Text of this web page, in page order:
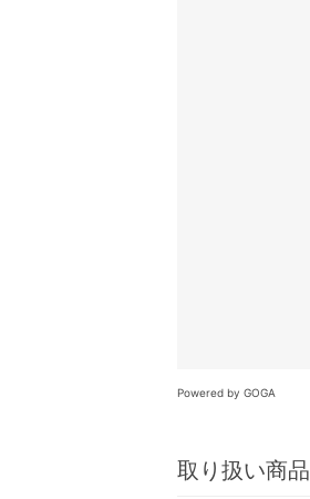
Powered by GOGA
取り扱い商品